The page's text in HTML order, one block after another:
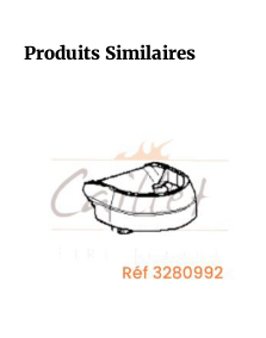
Produits Similaires